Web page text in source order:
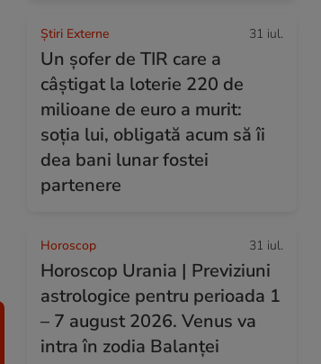
Știri Externe 31 iul.
Un șofer de TIR care a
câștigat la loterie 220 de
milioane de euro a murit:
soția lui, obligată acum să îi
dea bani lunar fostei
partenere
Horoscop 31 iul.
Horoscop Urania | Previziuni
astrologice pentru perioada 1
– 7 august 2026. Venus va
intra în zodia Balanței